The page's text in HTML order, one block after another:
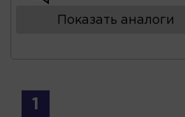
Показать аналоги
1